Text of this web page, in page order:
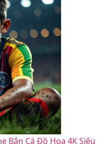
Bắn Cá Đồ Họa 4K Siêu